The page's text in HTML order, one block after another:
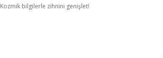
Kozmik bilgilerle zihnini genişlet!